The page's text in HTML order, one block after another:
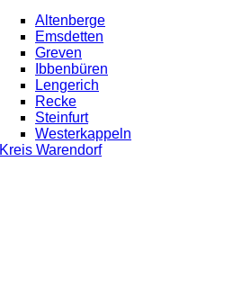
Altenberge
Emsdetten
Greven
Ibbenbüren
Lengerich
Recke
Steinfurt
Westerkappeln
Kreis Warendorf